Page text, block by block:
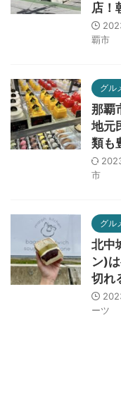
店！
覇市
グル
那覇
地元
類も
市
グル
北中
ン)
切れ
ーツ